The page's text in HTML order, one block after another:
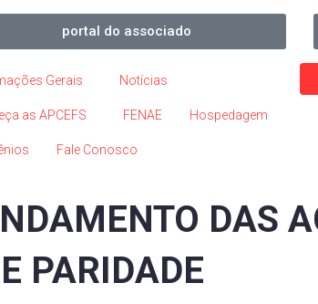
portal do associado
Gerais Notícias
as APCEFS FENAE Hospedagem
Fale Conosco
DAS
PARIDADE